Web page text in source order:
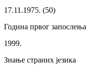
17.11.1975. (50)
Година првог запослења
1999.
Знање страних језика